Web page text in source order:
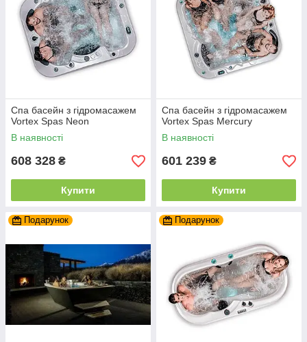
Спа басейн з гідромасажем
Vortex Spas Neon
В наявності
608 328 ₴
Купити
Спа басейн з гідромасажем
Vortex Spas Mercury
В наявності
601 239 ₴
Купити
Подарунок Подарунок